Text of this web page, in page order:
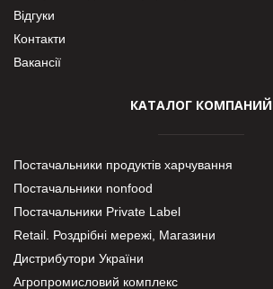
Відгуки
Контакти
Вакансії
КАТАЛОГ КОМПАНИЙ
Постачальники продуктів харчування
Постачальники nonfood
Постачальники Private Label
Retail. Роздрібні мережі, Магазини
Дистрибутори України
Агропромисловий комплекс